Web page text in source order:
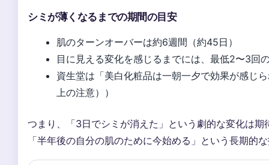
シミが薄くなるまでの期間の目安
肌のターンオーバーは約6週間（約45日）
目に見える変化を感じるまでには、最低2〜3回
資生堂は「美白化粧品は一朝一夕で効果が感じ
上の注意））
つまり、「3日でシミが消えた」という劇的な変化は
「半年後の自分の肌のために今始める」という長期的